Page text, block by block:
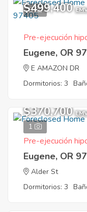
8
$499,400
Pre-ejecución
Eugene, OR
E AMAZON DR
Dormitorios: 3
1
$370,700
Pre-ejecución
Eugene, OR
Alder St
Dormitorios: 3